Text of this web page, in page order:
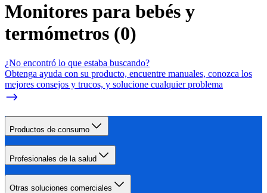
Monitores para bebés y
termómetros (0)
¿No encontró lo que estaba buscando?
Obtenga ayuda con su producto, encuentre manuales, conozca los
mejores consejos y trucos, y solucione cualquier problema
Productos de consumo
Profesionales de la salud
Otras soluciones comerciales